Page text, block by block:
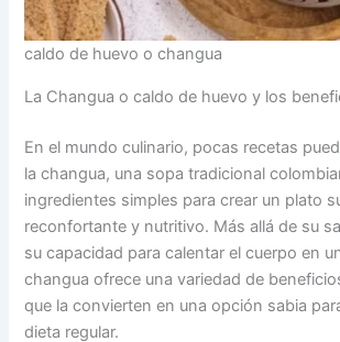
caldo de huevo o changua
La Changua o caldo de huevo y los
En el mundo culinario, pocas recetas
la changua, una sopa tradicional
ingredientes simples para crear un plato
reconfortante y nutritivo. Más allá de su
su capacidad para calentar el cuerpo en
changua ofrece una variedad de
que la convierten en una opción sabia
dieta regular.